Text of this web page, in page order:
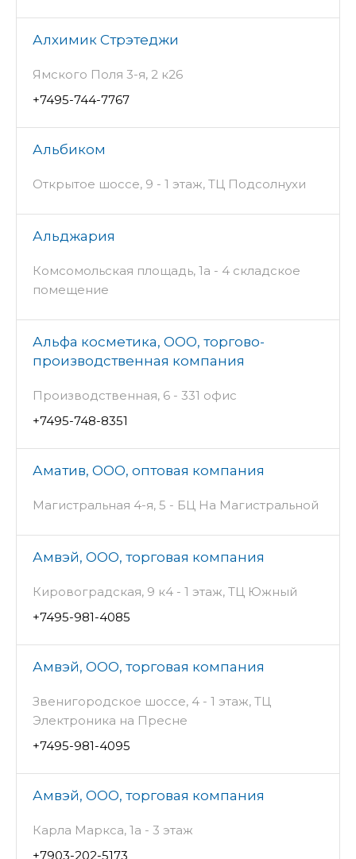
Алхимик Стрэтеджи
Ямского Поля 3-я, 2 к26
+7495-744-7767
Альбиком
Открытое шоссе, 9 - 1 этаж, ТЦ Подсолнухи
Альджария
Комсомольская площадь, 1а - 4 складское
помещение
Альфа косметика, ООО, торгово-
производственная компания
Производственная, 6 - 331 офис
+7495-748-8351
Аматив, ООО, оптовая компания
Магистральная 4-я, 5 - БЦ На Магистральной
Амвэй, ООО, торговая компания
Кировоградская, 9 к4 - 1 этаж, ТЦ Южный
+7495-981-4085
Амвэй, ООО, торговая компания
Звенигородское шоссе, 4 - 1 этаж, ТЦ
Электроника на Пресне
+7495-981-4095
Амвэй, ООО, торговая компания
Карла Маркса, 1а - 3 этаж
+7903-202-5173